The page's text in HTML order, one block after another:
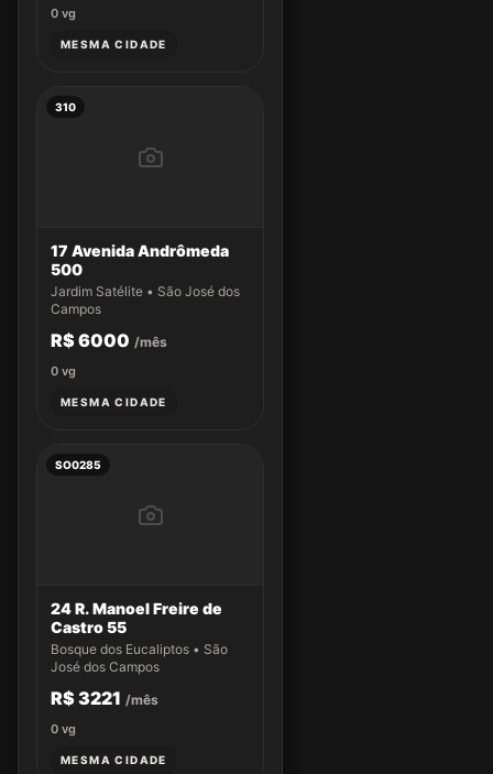
0 vg
MESMA CIDADE
310
17 Avenida Andrômeda
500
Jardim Satélite • São José dos
Campos
R$ 6000 /mês
0 vg
MESMA CIDADE
SO0285
24 R. Manoel Freire de
Castro 55
Bosque dos Eucaliptos • São
José dos Campos
R$ 3221 /mês
0 vg
MESMA CIDADE